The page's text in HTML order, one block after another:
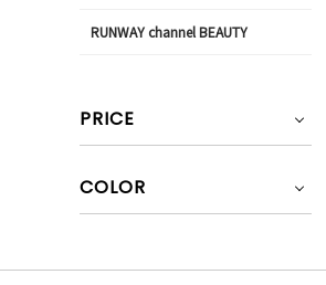
RUNWAY channel BEAUTY
PRICE
COLOR